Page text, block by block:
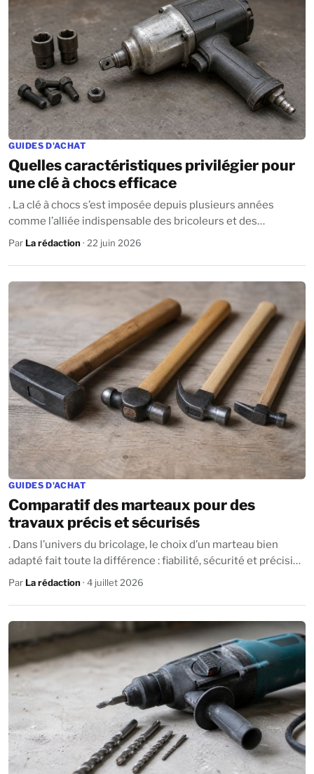
GUIDES D'ACHAT
Quelles caractéristiques privilégier pour
une clé à chocs efficace
. La clé à chocs s’est imposée depuis plusieurs années
comme l’alliée indispensable des bricoleurs et des
professionnels pour le serrage ou le...
Par La rédaction · 22 juin 2026
GUIDES D'ACHAT
Comparatif des marteaux pour des
travaux précis et sécurisés
. Dans l’univers du bricolage, le choix d’un marteau bien
adapté fait toute la différence : fiabilité, sécurité et précision
sont au rendez-vous...
Par La rédaction · 4 juillet 2026